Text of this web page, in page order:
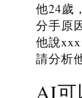
他24歲
分手原
他說
請分析
AI可